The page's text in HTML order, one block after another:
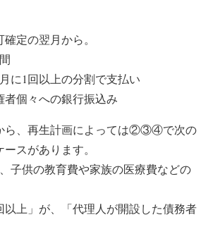
定の翌月から。
に1回以上の分割で支払い
者個々への銀行振込み
ら、再生計画によっては②③④で次の
スがあります。
子供の教育費や家族の医療費などの
以上」が、「代理人が開設した債務者